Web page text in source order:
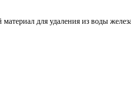
материал для удаления из воды